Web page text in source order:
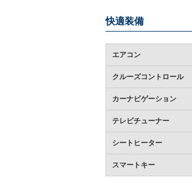
快適装備
エアコン
クルーズコントロール
カーナビゲーション
テレビチューナー
シートヒーター
スマートキー